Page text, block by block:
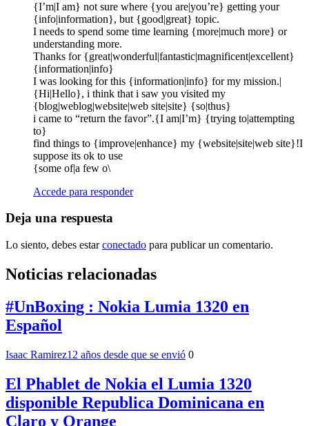
{I’m|I am} not sure where {you are|you’re} getting your
{info|information}, but {good|great} topic.
I needs to spend some time learning {more|much more} or
understanding more.
Thanks for {great|wonderful|fantastic|magnificent|excellent}
{information|info}
I was looking for this {information|info} for my mission.|
{Hi|Hello}, i think that i saw you visited my
{blog|weblog|website|web site|site} {so|thus}
i came to “return the favor”.{I am|I’m} {trying to|attempting
to}
find things to {improve|enhance} my {website|site|web site}!I
suppose its ok to use
{some of|a few o\
Accede para responder
Deja una respuesta
Lo siento, debes estarconectado para publicar un comentario.
Noticias relacionadas
#UnBoxing : Nokia Lumia 1320 en
Español
Isaac Ramirez12 años desde que se envió 0
El Phablet de Nokia el Lumia 1320
disponible Republica Dominicana en
Claro y Orange